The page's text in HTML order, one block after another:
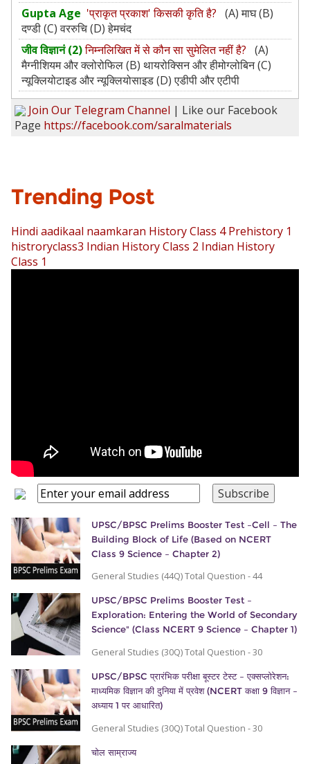
Gupta Age 'प्राकृत प्रकाश' किसकी कृति है? (A) माघ (B)
दण्डी (C) वररुचि (D) हेमचंद
जीव विज्ञानं (2)निम्नलिखित में से कौन सा सुमेलित नहीं है? (A)
मैग्नीशियम और क्लोरोफिल (B) थायरोक्सिन और हीमोग्लोबिन (C)
न्यूक्लियोटाइड और न्यूक्लियोसाइड (D) एडीपी और एटीपी
Join Our Telegram Channel | Like our Facebook
Page https://facebook.com/saralmaterials
Trending Post
Hindi aadikaal naamkaran History Class 4 Prehistory 1
histroryclass3 Indian History Class 2 Indian History
Class 1
UPSC/BPSC Prelims Booster Test –Cell – The
Building Block of Life (Based on NCERT
Class 9 Science – Chapter 2)
General Studies (44Q) Total Question - 44
UPSC/BPSC Prelims Booster Test –
Exploration: Entering the World of Secondary
Science" (Class NCERT 9 Science – Chapter 1)
General Studies (30Q) Total Question - 30
UPSC/BPSC प्रारंभिक परीक्षा बूस्टर टेस्ट – एक्सप्लोरेशन:
माध्यमिक विज्ञान की दुनिया में प्रवेश (NCERT कक्षा 9 विज्ञान –
अध्याय 1 पर आधारित)
General Studies (30Q) Total Question - 30
चोल साम्राज्य